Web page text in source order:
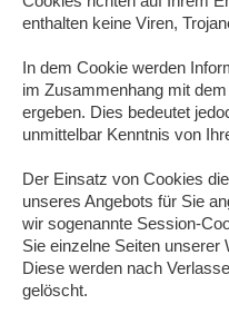
enthalten keine Viren,
In dem Cookie werden
im Zusammenhang mit
ergeben. Dies bedeutet
unmittelbar Kenntnis von
Der Einsatz von Cookies
unseres Angebots für Sie
wir sogenannte Session-
Sie einzelne Seiten unserer
Diese werden nach
gelöscht.